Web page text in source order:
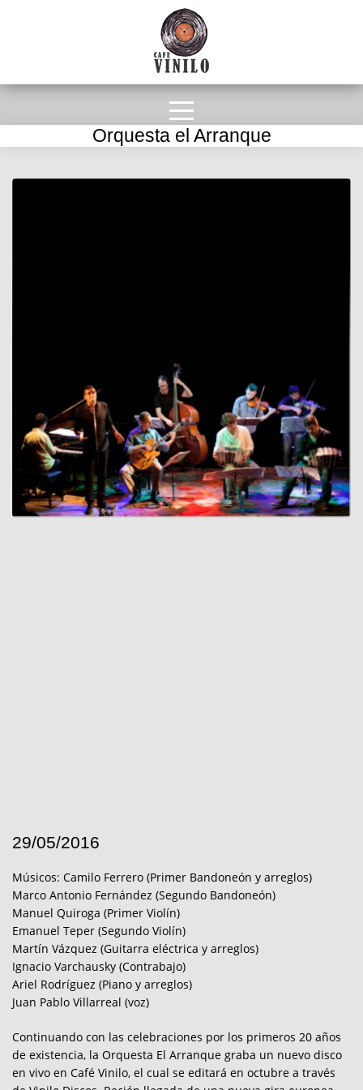
Orquesta el Arranque
29/05/2016
Músicos: Camilo Ferrero (Primer Bandoneón y arreglos)
Marco Antonio Fernández (Segundo Bandoneón)
Manuel Quiroga (Primer Violín)
Emanuel Teper (Segundo Violín)
Martín Vázquez (Guitarra eléctrica y arreglos)
Ignacio Varchausky (Contrabajo)
Ariel Rodríguez (Piano y arreglos)
Juan Pablo Villarreal (voz)
Continuando con las celebraciones por los primeros 20 años
de existencia, la Orquesta El Arranque graba un nuevo disco
en vivo en Café Vinilo, el cual se editará en octubre a través